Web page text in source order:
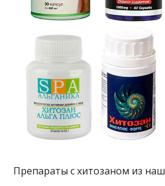
Препараты с хитозаном из